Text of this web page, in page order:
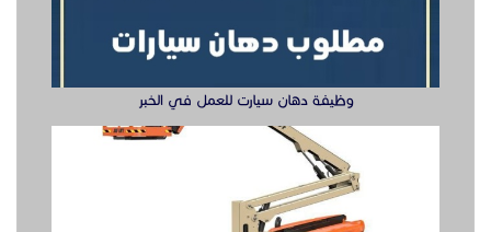
تصنيع صناديق وهياكل سيارات الشرقية